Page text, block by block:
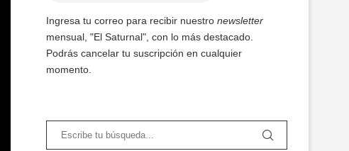
Ingresa tu correo para recibir nuestro newsletter
mensual, "El Saturnal", con lo más destacado.
Podrás cancelar tu suscripción en cualquier
momento.